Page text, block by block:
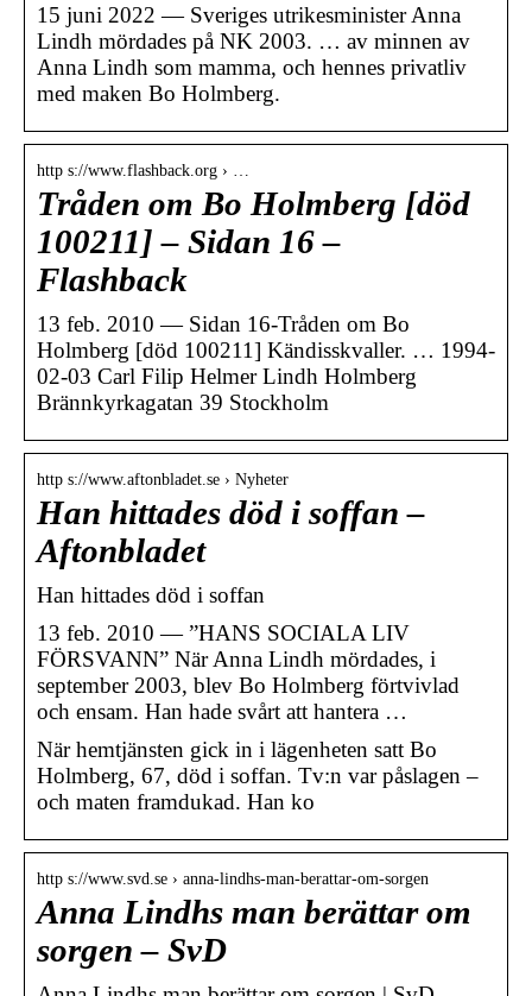
15 juni 2022 — Sveriges utrikesminister Anna
Lindh mördades på NK 2003. … av minnen av
Anna Lindh som mamma, och hennes privatliv
med maken Bo Holmberg.
http s://www.flashback.org › …
Tråden om Bo Holmberg [död
100211] – Sidan 16 –
Flashback
13 feb. 2010 — Sidan 16-Tråden om Bo
Holmberg [död 100211] Kändisskvaller. … 1994-
02-03 Carl Filip Helmer Lindh Holmberg
Brännkyrkagatan 39 Stockholm
http s://www.aftonbladet.se › Nyheter
Han hittades död i soffan –
Aftonbladet
Han hittades död i soffan
13 feb. 2010 — ”HANS SOCIALA LIV
FÖRSVANN” När Anna Lindh mördades, i
september 2003, blev Bo Holmberg förtvivlad
och ensam. Han hade svårt att hantera …
När hemtjänsten gick in i lägenheten satt Bo
Holmberg, 67, död i soffan. Tv:n var påslagen –
och maten framdukad. Han ko
http s://www.svd.se › anna-lindhs-man-berattar-om-sorgen
Anna Lindhs man berättar om
sorgen – SvD